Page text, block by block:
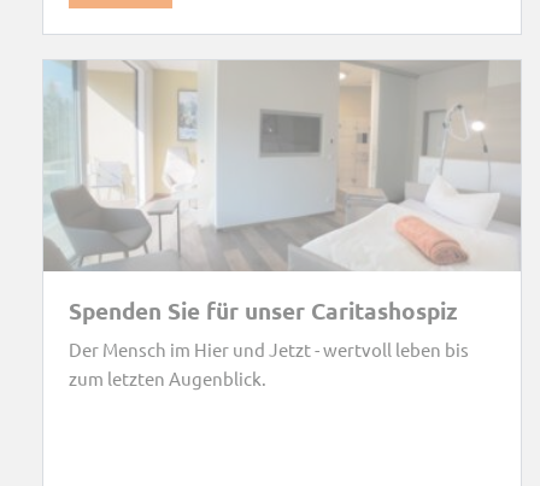
Spenden Sie für unser Caritashospiz
Der Mensch im Hier und Jetzt - wertvoll leben bis
zum letzten Augenblick.